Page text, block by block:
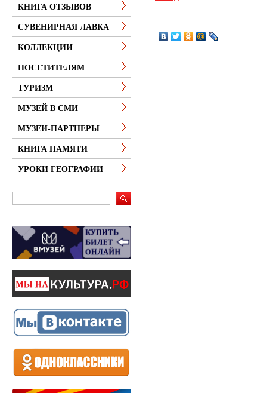
КНИГА ОТЗЫВОВ
СУВЕНИРНАЯ ЛАВКА
КОЛЛЕКЦИИ
ПОСЕТИТЕЛЯМ
ТУРИЗМ
МУЗЕЙ В СМИ
МУЗЕИ-ПАРТНЕРЫ
КНИГА ПАМЯТИ
УРОКИ ГЕОГРАФИИ